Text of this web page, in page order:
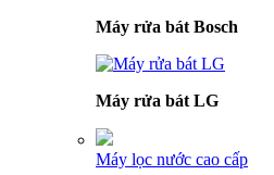
Máy rửa bát Bosch
Máy rửa bát LG
Máy lọc nước cao cấp